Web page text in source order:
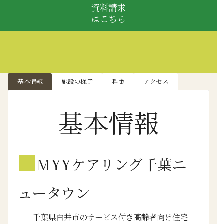
資料請求
はこちら
基本情報 施設の様子 料金 アクセス
基本情報
■MYYケアリング千葉ニ
ュータウン
千葉県白井市のサービス付き高齢者向け住宅